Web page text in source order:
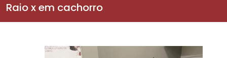
Raio x em cachorro